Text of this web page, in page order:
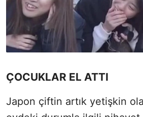
ÇOCUKLAR EL ATTI
Japon çiftin artık yetişkin